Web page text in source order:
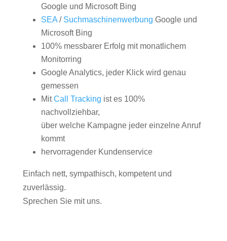
Google und Microsoft Bing
SEA/ Suchmaschinenwerbung Google und
Microsoft Bing
100% messbarer Erfolg mit monatlichem
Monitorring
Google Analytics, jeder Klick wird genau
gemessen
MitCall Tracking ist es 100%
nachvollziehbar,
über welche Kampagne jeder einzelne Anruf
kommt
hervorragender Kundenservice
Einfach nett, sympathisch, kompetent und
zuverlässig.
Sprechen Sie mit uns.